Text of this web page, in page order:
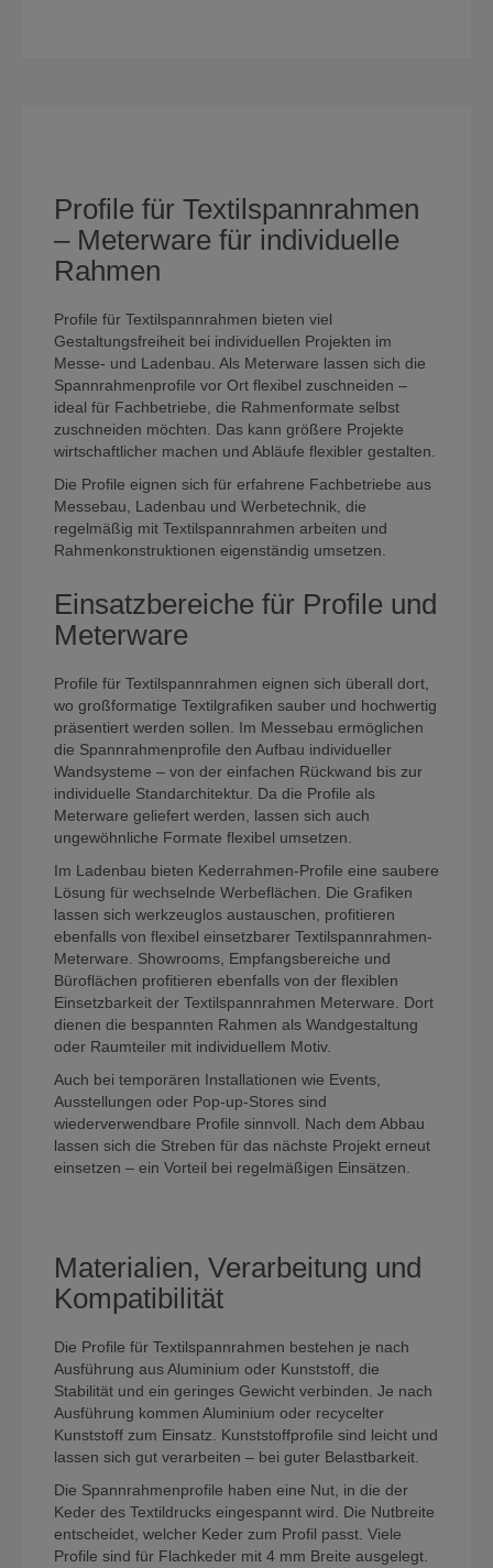
Profile für Textilspannrahmen
– Meterware für individuelle
Rahmen
Profile für Textilspannrahmen bieten viel
Gestaltungsfreiheit bei individuellen Projekten im
Messe- und Ladenbau. Als Meterware lassen sich die
Spannrahmenprofile vor Ort flexibel zuschneiden –
ideal für Fachbetriebe, die Rahmenformate selbst
zuschneiden möchten. Das kann größere Projekte
wirtschaftlicher machen und Abläufe flexibler gestalten.
Die Profile eignen sich für erfahrene Fachbetriebe aus
Messebau, Ladenbau und Werbetechnik, die
regelmäßig mit Textilspannrahmen arbeiten und
Rahmenkonstruktionen eigenständig umsetzen.
Einsatzbereiche für Profile und
Meterware
Profile für Textilspannrahmen eignen sich überall dort,
wo großformatige Textilgrafiken sauber und hochwertig
präsentiert werden sollen. Im Messebau ermöglichen
die Spannrahmenprofile den Aufbau individueller
Wandsysteme – von der einfachen Rückwand bis zur
individuelle Standarchitektur. Da die Profile als
Meterware geliefert werden, lassen sich auch
ungewöhnliche Formate flexibel umsetzen.
Im Ladenbau bieten Kederrahmen-Profile eine saubere
Lösung für wechselnde Werbeflächen. Die Grafiken
lassen sich werkzeuglos austauschen, profitieren
ebenfalls von flexibel einsetzbarer Textilspannrahmen-
Meterware. Showrooms, Empfangsbereiche und
Büroflächen profitieren ebenfalls von der flexiblen
Einsetzbarkeit der Textilspannrahmen Meterware. Dort
dienen die bespannten Rahmen als Wandgestaltung
oder Raumteiler mit individuellem Motiv.
Auch bei temporären Installationen wie Events,
Ausstellungen oder Pop-up-Stores sind
wiederverwendbare Profile sinnvoll. Nach dem Abbau
lassen sich die Streben für das nächste Projekt erneut
einsetzen – ein Vorteil bei regelmäßigen Einsätzen.
Materialien, Verarbeitung und
Kompatibilität
Die Profile für Textilspannrahmen bestehen je nach
Ausführung aus Aluminium oder Kunststoff, die
Stabilität und ein geringes Gewicht verbinden. Je nach
Ausführung kommen Aluminium oder recycelter
Kunststoff zum Einsatz. Kunststoffprofile sind leicht und
lassen sich gut verarbeiten – bei guter Belastbarkeit.
Die Spannrahmenprofile haben eine Nut, in die der
Keder des Textildrucks eingespannt wird. Die Nutbreite
entscheidet, welcher Keder zum Profil passt. Viele
Profile sind für Flachkeder mit 4 mm Breite ausgelegt.